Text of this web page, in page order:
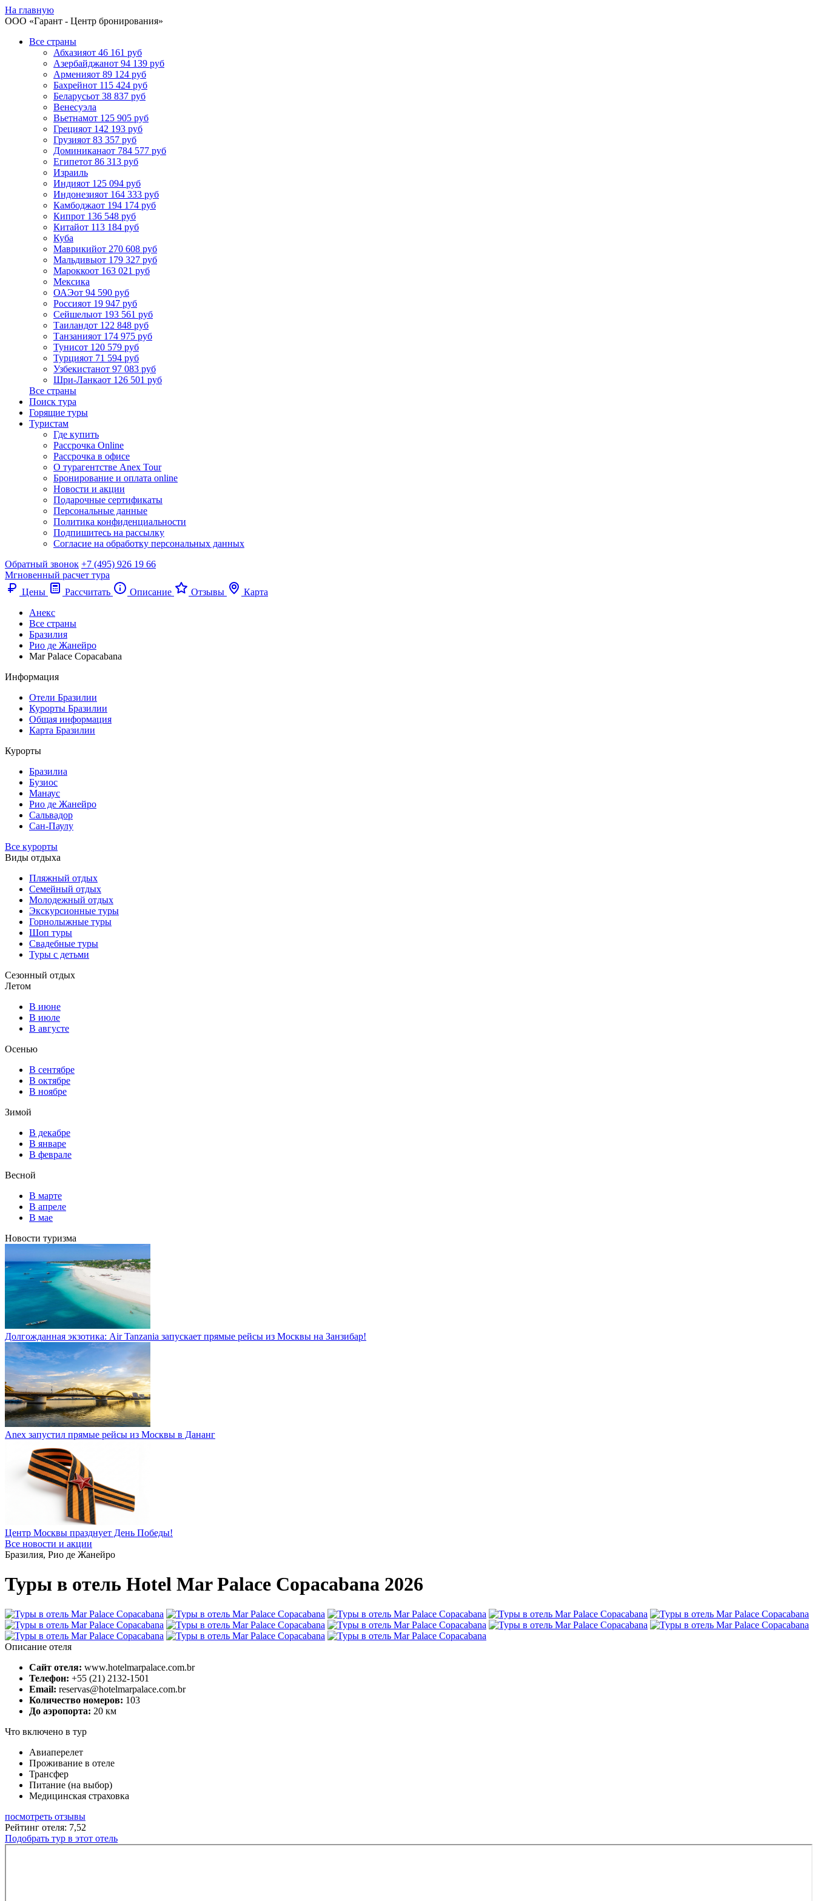
На главную
ООО «Гарант - Центр бронирования»
Все страны
Абхазияот 46 161 руб
Азербайджанот 94 139 руб
Арменияот 89 124 руб
Бахрейнот 115 424 руб
Беларусьот 38 837 руб
Венесуэла
Вьетнамот 125 905 руб
Грецияот 142 193 руб
Грузияот 83 357 руб
Доминиканаот 784 577 руб
Египетот 86 313 руб
Израиль
Индияот 125 094 руб
Индонезияот 164 333 руб
Камбоджаот 194 174 руб
Кипрот 136 548 руб
Китайот 113 184 руб
Куба
Маврикийот 270 608 руб
Мальдивыот 179 327 руб
Мароккоот 163 021 руб
Мексика
ОАЭот 94 590 руб
Россияот 19 947 руб
Сейшелыот 193 561 руб
Таиландот 122 848 руб
Танзанияот 174 975 руб
Тунисот 120 579 руб
Турцияот 71 594 руб
Узбекистанот 97 083 руб
Шри-Ланкаот 126 501 руб
Все страны
Поиск тура
Горящие туры
Туристам
Где купить
Рассрочка Online
Рассрочка в офисе
О турагентстве Anex Tour
Бронирование и оплата online
Новости и акции
Подарочные сертификаты
Персональные данные
Политика конфиденциальности
Подпишитесь на рассылку
Согласие на обработку персональных данных
Обратный звонок +7 (495) 926 19 66
Мгновенный расчет тура
Цены
Рассчитать Описание Отзывы
Карта
Анекс
Все страны
Бразилия
Рио де Жанейро
Mar Palace Copacabana
Информация
Отели Бразилии
Курорты Бразилии
Общая информация
Карта Бразилии
Курорты
Бразилиа
Бузиос
Манаус
Рио де Жанейро
Сальвадор
Сан-Паулу
Все курорты
Виды отдыха
Пляжный отдых
Семейный отдых
Молодежный отдых
Экскурсионные туры
Горнолыжные туры
Шоп туры
Свадебные туры
Туры с детьми
Сезонный отдых
Летом
В июне
В июле
В августе
Осенью
В сентябре
В октябре
В ноябре
Зимой
В декабре
В январе
В феврале
Весной
В марте
В апреле
В мае
Новости туризма
Долгожданная экзотика: Air Tanzania запускает прямые рейсы из Москвы на Занзибар!
Anex запустил прямые рейсы из Москвы в Дананг
Центр Москвы празднует День Победы!
Все новости и акции
Бразилия, Рио де Жанейро
Туры в отель Hotel Mar Palace Copacabana 2026
Описание отеля
Сайт отеля: www.hotelmarpalace.com.br
Телефон: +55 (21) 2132-1501
Email: reservas@hotelmarpalace.com.br
Количество номеров: 103
До аэропорта: 20 км
Что включено в тур
Авиаперелет
Проживание в отеле
Трансфер
Питание (на выбор)
Медицинская страховка
посмотреть отзывы
Рейтинг отеля: 7,52
Подобрать тур в этот отель